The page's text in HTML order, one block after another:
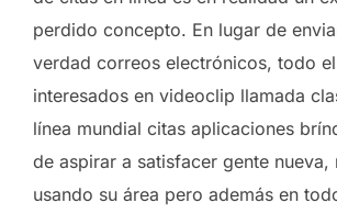
perdido concepto. En lugar de
verdad correos electrónicos, todo
interesados ​​en videoclip llamada
línea mundial citas aplicaciones
de aspirar a satisfacer gente nueva,
usando su área pero además en